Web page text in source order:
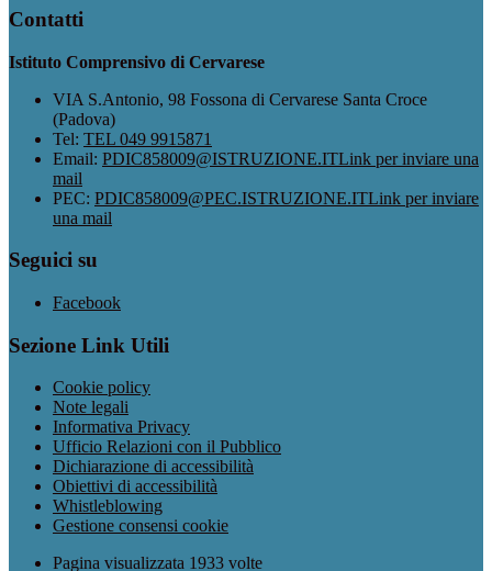
Contatti
Istituto Comprensivo di Cervarese
VIA S.Antonio, 98 Fossona di Cervarese Santa Croce
(Padova)
Tel: TEL 049 9915871
Email: PDIC858009@ISTRUZIONE.ITLink per inviare una
mail
PEC: PDIC858009@PEC.ISTRUZIONE.ITLink per inviare
una mail
Seguici su
Facebook
Sezione Link Utili
Cookie policy
Note legali
Informativa Privacy
Ufficio Relazioni con il Pubblico
Dichiarazione di accessibilità
Obiettivi di accessibilità
Whistleblowing
Gestione consensi cookie
Pagina visualizzata 1933 volte